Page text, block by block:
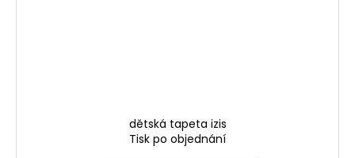
dětská tapeta izis
Tisk po objednání